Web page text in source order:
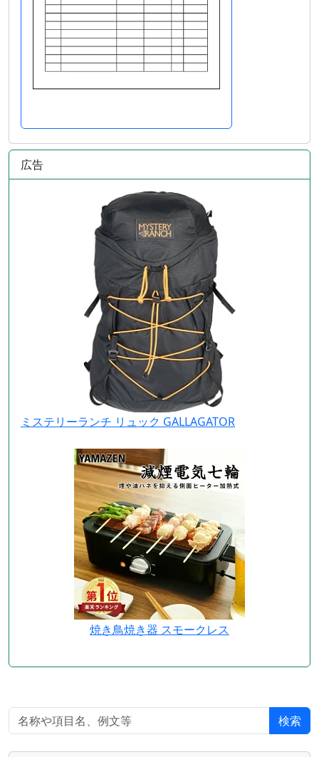
広告
ミステリーランチ リュック GALLAGATOR
焼き鳥焼き器 スモークレス
検索